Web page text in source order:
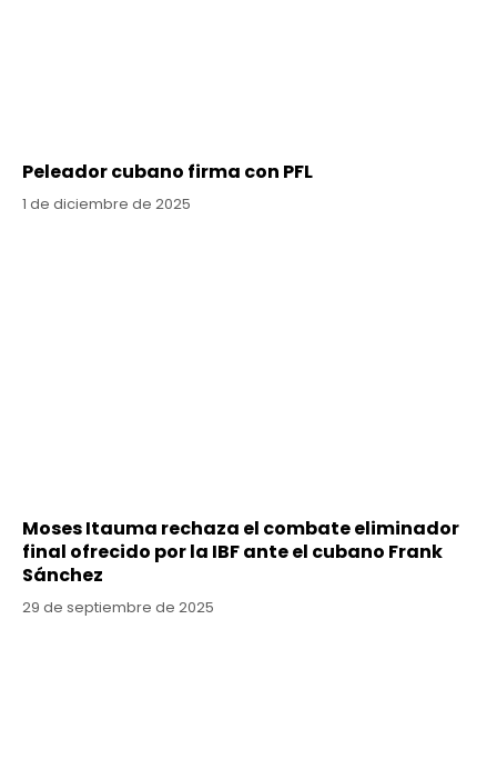
Peleador cubano firma con PFL
1 de diciembre de 2025
Moses Itauma rechaza el combate eliminador
final ofrecido por la IBF ante el cubano Frank
Sánchez
29 de septiembre de 2025